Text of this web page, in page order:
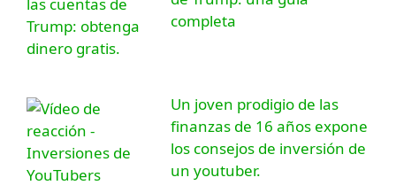
completa
Un joven prodigio de las
finanzas de 16 años expone
los consejos de inversión de
un youtuber.